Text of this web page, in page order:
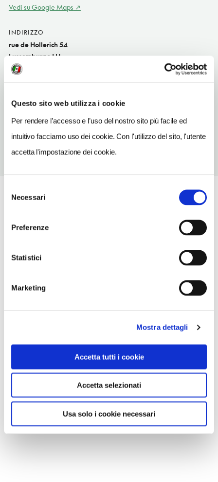
Questo sito web utilizza i cookie
Per rendere l’accesso e l’uso del nostro sito più facile ed
intuitivo facciamo uso dei cookie. Con l'utilizzo del sito, l'utente
accetta l'impostazione dei cookie.
delNecessari
Preferenze
Statistici
Marketing
Mostra dettagli
Accetta tutti i cookie
Accetta selezionati
Usa solo i cookie necessari
Vedi su Google Maps
INDIRIZZO
rue de Hollerich 54
Lussemburgo LU
SITO WEB
TELEFONO
4954851